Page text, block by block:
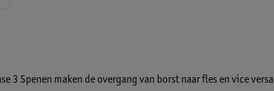
3 Spenen maken de overgang van borst naar fles en vice versa